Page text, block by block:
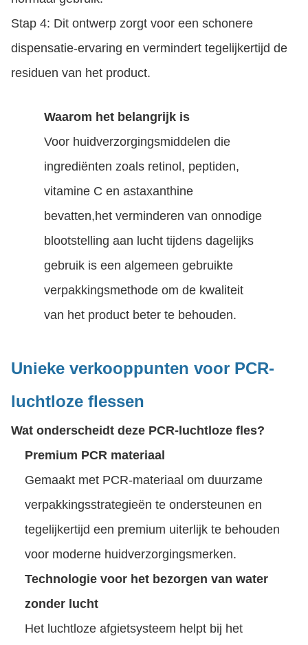
Stap 4: Dit ontwerp zorgt voor een schonere
dispensatie-ervaring en vermindert tegelijkertijd de
residuen van het product.
Waarom het belangrijk is
Voor huidverzorgingsmiddelen die
ingrediënten zoals retinol, peptiden,
vitamine C en astaxanthine
bevatten,het verminderen van onnodige
blootstelling aan lucht tijdens dagelijks
gebruik is een algemeen gebruikte
verpakkingsmethode om de kwaliteit
van het product beter te behouden.
Unieke verkooppunten voor PCR-
luchtloze flessen
Wat onderscheidt deze PCR-luchtloze fles?
Premium PCR materiaal
Gemaakt met PCR-materiaal om duurzame
verpakkingsstrategieën te ondersteunen en
tegelijkertijd een premium uiterlijk te behouden
voor moderne huidverzorgingsmerken.
Technologie voor het bezorgen van water
zonder lucht
Het luchtloze afgietsysteem helpt bij het